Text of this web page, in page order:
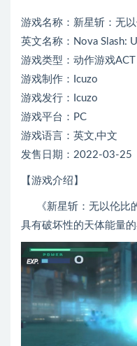
游戏名称：新星斩：无
英文名称：Nova Slash:
游戏类型：动作游戏ACT
游戏制作：Icuzo
游戏发行：Icuzo
游戏平台：PC
游戏语言：英文,中文
发售日期：2022-03-25
【游戏介绍】
《新星斩：无以伦比
具有破坏性的天体能量